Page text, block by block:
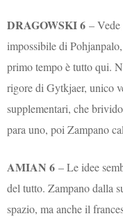
DRAGOWSKI 6–
impossibile di
primo tempo è tutto qui.
rigore di Gytkjaer, unico
supplementari, che
para uno, poi Zampano
AMIAN 6– Le idee
del tutto. Zampano dalla
spazio, ma anche il